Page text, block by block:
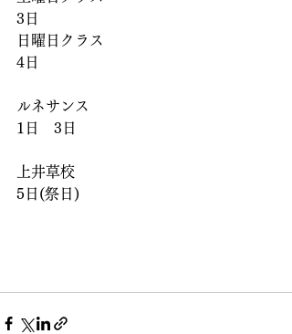
3日
日曜日クラス
4日
ルネサンス
1日　3日
上井草校
5日(祭日)